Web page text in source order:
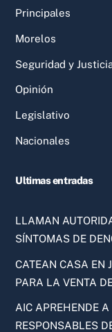
Principales
Morelos
Seguridad y
Opinión
Legislativo
Nacionales
Ultimas entradas
LLAMAN
SÍNTOMAS DE
CATEAN CASA EN
PARA LA VENTA
AIC APREHENDE
RESPONSABLES